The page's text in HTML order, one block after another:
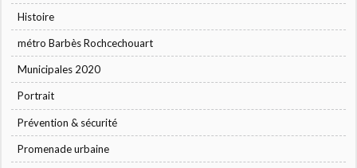
Histoire
métro Barbès Rochcechouart
Municipales 2020
Portrait
Prévention & sécurité
Promenade urbaine